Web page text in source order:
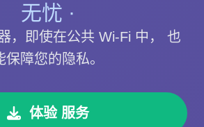
无忧 ·
，即使在公共 Wi-Fi 中， 也
保障您的隐私。
体验 服务